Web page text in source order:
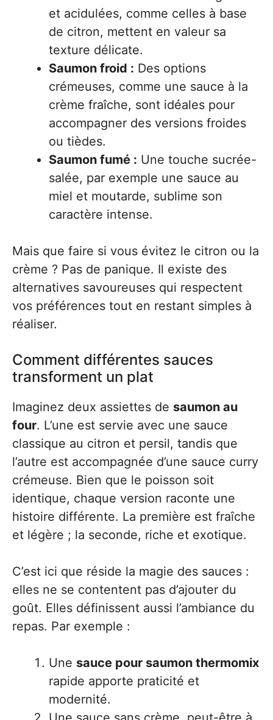
et acidulées, comme celles à base
de citron, mettent en valeur sa
texture délicate.
Saumon froid : Des options
crémeuses, comme une sauce à la
crème fraîche, sont idéales pour
accompagner des versions froides
ou tièdes.
Saumon fumé : Une touche sucrée-
salée, par exemple une sauce au
miel et moutarde, sublime son
caractère intense.
Mais que faire si vous évitez le citron ou la
crème ? Pas de panique. Il existe des
alternatives savoureuses qui respectent
vos préférences tout en restant simples à
réaliser.
Comment différentes sauces
transforment un plat
Imaginez deux assiettes de saumon au
four. L’une est servie avec une sauce
classique au citron et persil, tandis que
l’autre est accompagnée d’une sauce curry
crémeuse. Bien que le poisson soit
identique, chaque version raconte une
histoire différente. La première est fraîche
et légère ; la seconde, riche et exotique.
C’est ici que réside la magie des sauces :
elles ne se contentent pas d’ajouter du
goût. Elles définissent aussi l’ambiance du
repas. Par exemple :
Une sauce pour saumon thermomix
rapide apporte praticité et
modernité.